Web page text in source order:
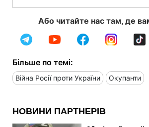
Або читайте нас там, де
Більше по темі:
Війна Росії проти України Окупанти